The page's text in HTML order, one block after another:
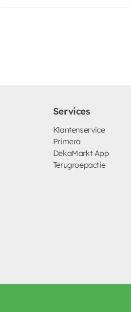
Services
Klantenservice
Primera
DekaMarkt App
Terugroepactie